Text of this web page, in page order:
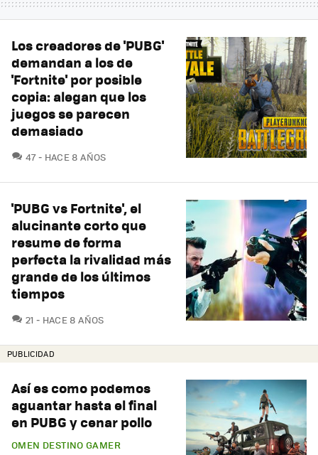
Los creadores de 'PUBG'
demandan a los de
'Fortnite' por posible
copia: alegan que los
juegos se parecen
demasiado
47COMENTARIOS
HACE 8 AÑOS
'PUBG vs Fortnite', el
alucinante corto que
resume de forma
perfecta la rivalidad más
grande de los últimos
tiempos
21 COMENTARIOS
HACE 8 AÑOS
PUBLICIDAD
Así es como podemos
aguantar hasta el final
en PUBG y cenar pollo
OMEN DESTINO GAMER